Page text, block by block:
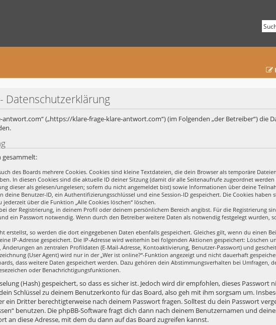
Datenschutzerklärung
antwort.com“ („https://klare-frage-klare-antwort.com“) (im Folgenden „der Betreiber“) die
gesammelt:
des Boards mehrere Cookies. Cookies sind kleine Textdateien, die dein Browser als temporäre
In diesen Cookies sind die aktuelle ID deiner Sitzung (damit dir alle Seitenaufrufe zugeordnet
dieser als gelesen/ungelesen; sofern du nicht angemeldet bist) sowie Informationen über deine
deine Benutzer-ID, ein Authentifizierungsschlüssel und eine Session-ID gespeichert. Die Cookies haben
über die Funktion „Alle Cookies löschen“ löschen.
der Registrierung, in deinem Profil oder deinem persönlichem Bereich angibst. Für die Registrierung
ein Passwort notwendig. Wenn durch den Betreiber weitere Daten als notwendig festgelegt wurden,
erstellst, so werden die dort eingegebenen Daten ebenfalls gespeichert. Gleiches gilt, wenn du einen
IP-Adresse gespeichert. Die IP-Adresse wird weiterhin bei folgenden Aktionen gespeichert: Löschen
an zentralen Profildaten (E-Mail-Adresse, Kontoaktivierung, Benutzer-Passwort) und
(User Agent) wird nur in der „Wer ist online?“-Funktion angezeigt und nicht dauerhaft
dass weitere Daten gespeichert werden. Dazu gehören dein Abstimmungsverhalten bei Umfragen,
oder Benachrichtigungsfunktionen.
(Hash) gespeichert, so dass es sicher ist. Jedoch wird dir empfohlen, dieses Passwort
Schlüssel zu deinem Benutzerkonto für das Board, also geh mit ihm sorgsam um.
ein Dritter berechtigterweise nach deinem Passwort fragen. Solltest du dein Passwort
benutzen. Die phpBB-Software fragt dich dann nach deinem Benutzernamen und
an diese Adresse, mit dem du dann auf das Board zugreifen kannst.